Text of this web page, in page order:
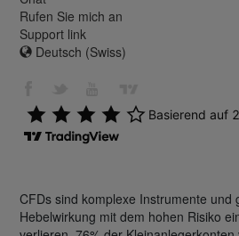
Rufen Sie mich an
Support link
Deutsch (Swiss)
CFDs sind komplexe Instrumente und
Hebelwirkung mit dem hohen Risiko